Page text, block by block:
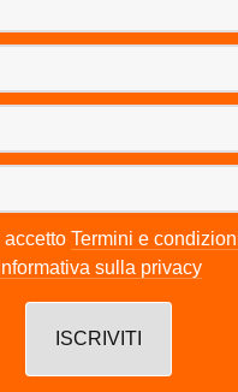
accetto Termini e
Informativa sulla privacy